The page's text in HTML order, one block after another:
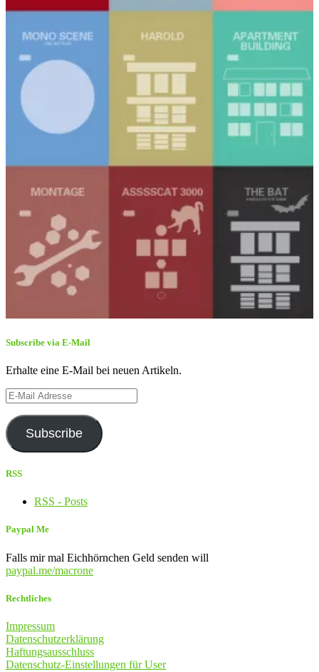
Subscribe via E-Mail
Erhalte eine E-Mail bei neuen Artikeln.
E-
Mail
Adresse
Subscribe
RSS
RSS - Posts
Paypal Me
Falls mir mal Eichhörnchen Geld senden will
paypal.me/macrone
Rechtliches
Impressum
Datenschutzerklärung
Haftungsausschluss
Datenschutz-Einstellungen für User